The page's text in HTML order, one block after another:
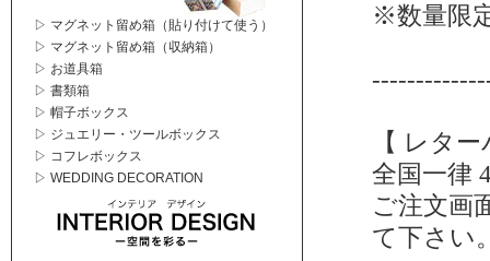
▷ マグネット留め箱（貼り付けて使う）
▷ マグネット留め箱（収納箱）
▷ お道具箱
▷ 書類箱
▷ 帽子ボックス
▷ ジュエリー・ツールボックス
▷ コフレボックス
▷ WEDDING DECORATION
※数量限
【 レタ
全国一律
ご注文画
て下さい